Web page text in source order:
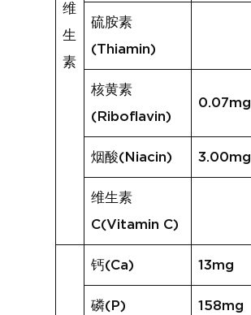
维
生
素
硫胺素
(Thiamin)
核黄素
(Riboflavin)
0.07mg
烟酸(Niacin) 3.00mg
维生素
C(Vitamin C)
钙(Ca) 13mg
磷(P) 158mg